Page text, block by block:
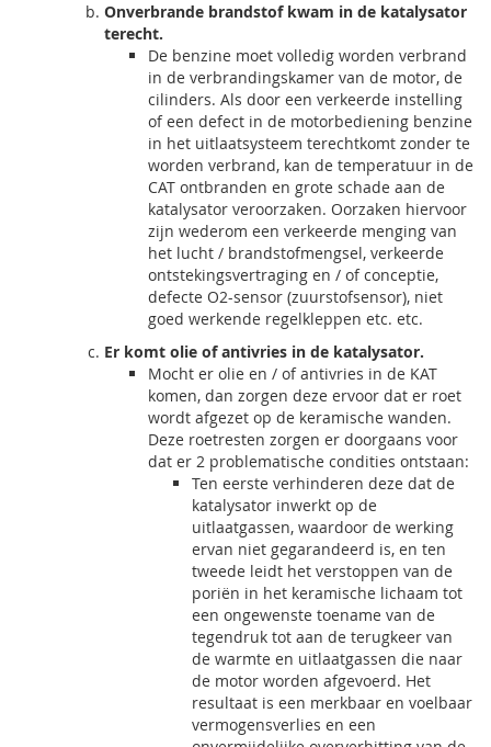
Onverbrande brandstof kwam in de katalysator
terecht.
De benzine moet volledig worden verbrand
in de verbrandingskamer van de motor, de
cilinders. Als door een verkeerde instelling
of een defect in de motorbediening benzine
in het uitlaatsysteem terechtkomt zonder te
worden verbrand, kan de temperatuur in de
CAT ontbranden en grote schade aan de
katalysator veroorzaken. Oorzaken hiervoor
zijn wederom een verkeerde menging van
het lucht / brandstofmengsel, verkeerde
ontstekingsvertraging en / of conceptie,
defecte O2-sensor (zuurstofsensor), niet
goed werkende regelkleppen etc. etc.
Er komt olie of antivries in de katalysator.
Mocht er olie en / of antivries in de KAT
komen, dan zorgen deze ervoor dat er roet
wordt afgezet op de keramische wanden.
Deze roetresten zorgen er doorgaans voor
dat er 2 problematische condities ontstaan:
Ten eerste verhinderen deze dat de
katalysator inwerkt op de
uitlaatgassen, waardoor de werking
ervan niet gegarandeerd is, en ten
tweede leidt het verstoppen van de
poriën in het keramische lichaam tot
een ongewenste toename van de
tegendruk tot aan de terugkeer van
de warmte en uitlaatgassen die naar
de motor worden afgevoerd. Het
resultaat is een merkbaar en voelbaar
vermogensverlies en een